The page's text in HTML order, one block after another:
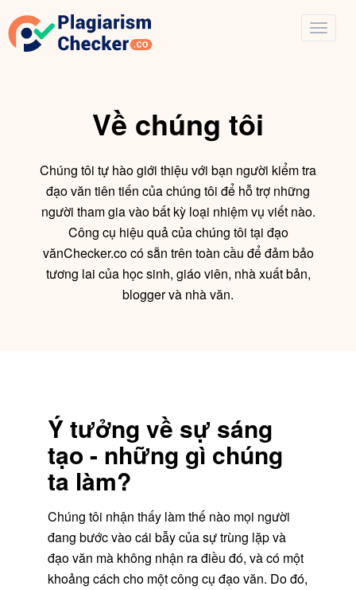
Về chúng tôi
Chúng tôi tự hào giới thiệu với bạn người kiểm tra
đạo văn tiên tiến của chúng tôi để hỗ trợ những
người tham gia vào bất kỳ loại nhiệm vụ viết nào.
Công cụ hiệu quả của chúng tôi tại đạo
vănChecker.co có sẵn trên toàn cầu để đảm bảo
tương lai của học sinh, giáo viên, nhà xuất bản,
blogger và nhà văn.
Ý tưởng về sự sáng
tạo - những gì chúng
ta làm?
Chúng tôi nhận thấy làm thế nào mọi người
đang bước vào cái bẫy của sự trùng lặp và
đạo văn mà không nhận ra điều đó, và có một
khoảng cách cho một công cụ đạo văn. Do đó,